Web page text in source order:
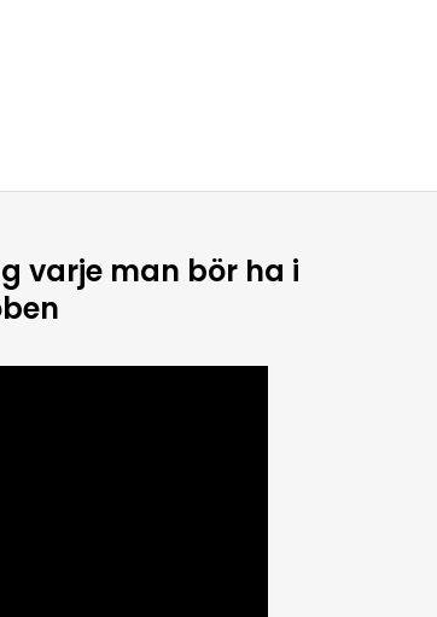
varje man bör ha i